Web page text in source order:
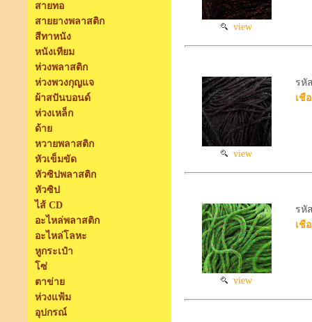
สายทอ
สายยางพลาสติก
สีทาหนัง
หนังเทียม
ห่วงพลาสติก
ห่วงพวงกุญแจ
ผ้าสปันบอนด์
ห่วงเหล็ก
ด้าย
หวายพลาสติก
หัวเข็มขัด
หัวซิปพลาสติก
หัวซิป
ไส้ CD
อะไหล่พลาสติก
อะไหล่โลหะ
หูกระเป๋า
โซ่
ตาข่าย
ห่วงแฟ้ม
อุปกรณ์
view
view
รหั
เชื
view
รหั
เชื